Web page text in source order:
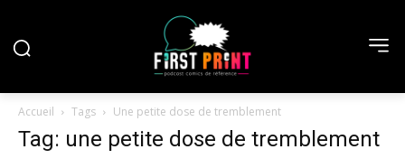
Accueil Tags Une petite dose de tremblement
Tag: une petite dose de tremblement